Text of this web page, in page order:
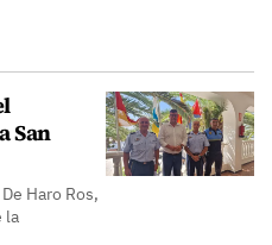
San
Haro Ros,
la